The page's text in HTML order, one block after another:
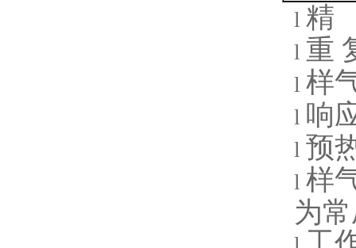
l 精
l 重
l 样
l 响
l 预
l 样
为